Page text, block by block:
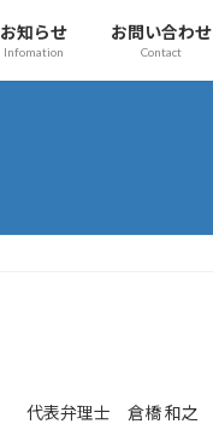
お知らせ
Infomation
お問い合わせ
Contact
代表弁理士 倉橋 和之